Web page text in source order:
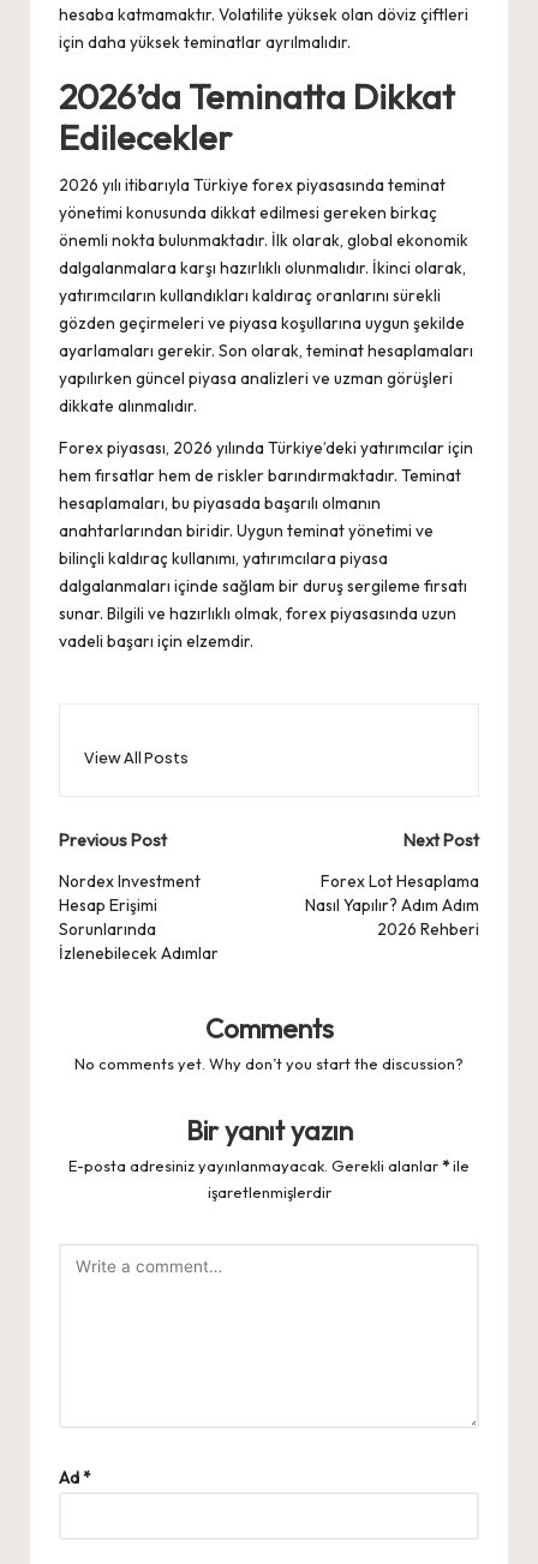
hesaba katmamaktır. Volatilite yüksek olan döviz çiftleri
için daha yüksek teminatlar ayrılmalıdır.
2026’da Teminatta Dikkat
Edilecekler
2026 yılı itibarıyla Türkiye forex piyasasında teminat
yönetimi konusunda dikkat edilmesi gereken birkaç
önemli nokta bulunmaktadır. İlk olarak, global ekonomik
dalgalanmalara karşı hazırlıklı olunmalıdır. İkinci olarak,
yatırımcıların kullandıkları kaldıraç oranlarını sürekli
gözden geçirmeleri ve piyasa koşullarına uygun şekilde
ayarlamaları gerekir. Son olarak, teminat hesaplamaları
yapılırken güncel piyasa analizleri ve uzman görüşleri
dikkate alınmalıdır.
Forex piyasası, 2026 yılında Türkiye’deki yatırımcılar için
hem fırsatlar hem de riskler barındırmaktadır. Teminat
hesaplamaları, bu piyasada başarılı olmanın
anahtarlarından biridir. Uygun teminat yönetimi ve
bilinçli kaldıraç kullanımı, yatırımcılara piyasa
dalgalanmaları içinde sağlam bir duruş sergileme fırsatı
sunar. Bilgili ve hazırlıklı olmak, forex piyasasında uzun
vadeli başarı için elzemdir.
View All Posts
Post
navigation
Previous Post
Nordex Investment
Hesap Erişimi
Sorunlarında
İzlenebilecek Adımlar
Next Post
Forex Lot Hesaplama
Nasıl Yapılır? Adım Adım
2026 Rehberi
Comments
No comments yet. Why don’t you start the discussion?
Bir yanıt yazın
E-posta adresiniz yayınlanmayacak. Gerekli alanlar*ile
işaretlenmişlerdir
Ad*